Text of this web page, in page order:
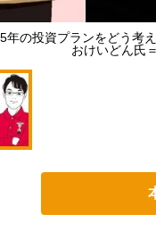
年の投資プランをどう考
おけいどん氏